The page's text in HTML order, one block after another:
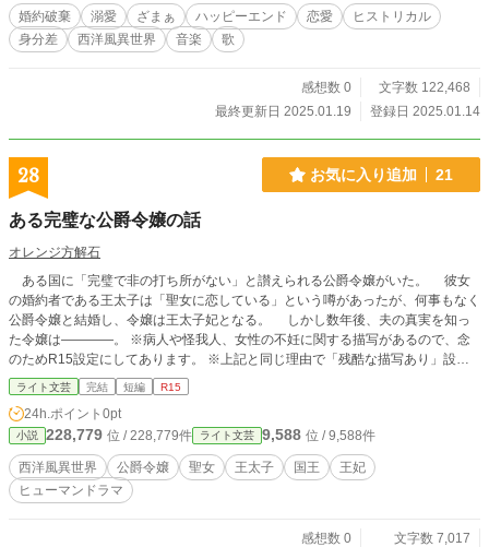
リラだが、彼は高い声を保つため、少年時代に残酷な手術を
受けた「カストラート（去勢歌手）」と呼ばれる存在。教会
は、子孫を残せない彼らに結婚を禁じていた。 禁断の恋に悩
男性は親子ほども歳の離れた下級貴族で子だくさん。数年前
に妻を亡くし、後妻に入ってくれる女性を探しているとい
勢力が及ばない国外へ逃げ出す計画を立てる。 仮面舞踏会の
夜、二人の愛は通じ合い、結ばれる。だがアルカンジェロが
年前に毒殺されたはずのアルベルト王子その人だった。 しか
ある。
婚約破棄 溺愛 ざまぁ ハッピーエンド 恋愛
ヒストリカル
身分差
西洋風異世界 音楽 歌
感想数 0
文字数 122,468
最終更新日 2025.01.19
登録日 2025.01.14
28 お気に入り追加 21
ある完璧な公爵令嬢の話
オレンジ方解石
ある国に「完璧で非の打ち所がない」と讃えられる公爵令嬢がいた。 彼女
の婚約者である王太子は「聖女に恋している」という噂があったが、何事もなく
公爵令嬢と結婚し、令嬢は王太子妃となる。 しかし数年後、夫の真実を知っ
た令嬢は――――。 ※病人や怪我人、女性の不妊に関する描写があるので、念
のためR15設定にしてあります。 ※上記と同じ理由で「残酷な描写あり」設定
にもしています。
ライト文芸 完結 短編 R15
24h.ポイント 0pt
小説 228,779 位 / 228,779件 ライト文芸 9,588 位 / 9,588件
西洋風異世界 公爵令嬢 聖女 王太子 国王
王妃
ヒューマンドラマ
感想数 0
文字数 7,017